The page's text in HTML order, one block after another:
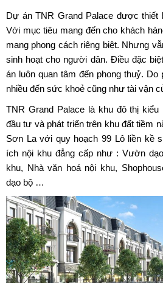
Dự án TNR Grand Palace được thiết
Với mục tiêu mang đến cho khách
mang phong cách riêng biệt. Nhưng
sinh hoạt cho người dân. Điều đặc
án luôn quan tâm đến phong thuỷ.
nhiều đến sức khoẻ cũng như tài vận
TNR Grand Palacelà khu đô thị kiểu
đầu tư và phát triển trên khu đất tiềm
Sơn La với quy hoạch 99 Lô liền kề
ích nội khu đẳng cấp như : Vườn
khu, Nhà văn hoá nội khu,
dạo bộ …